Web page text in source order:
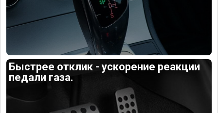
Быстрее отклик - ускорение реакции
педали газа.